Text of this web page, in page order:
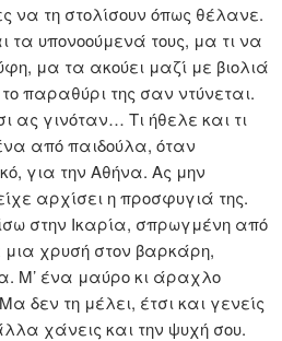
να τη στολίσουν όπως θέλανε.
τα υπονοούμενά τους, μα τι να
μα τα ακούει μαζί με βιολιά
παραθύρι της σαν ντύνεται.
ας γινόταν… Τι ήθελε και τι
από παιδούλα, όταν
για την Αθήνα. Ας μην
αρχίσει η προσφυγιά της.
στην Ικαρία, σπρωγμένη από
μια χρυσή στον βαρκάρη,
Μ’ ένα μαύρο κι άραχλο
δεν τη μέλει, έτσι και γενείς
χάνεις και την ψυχή σου.